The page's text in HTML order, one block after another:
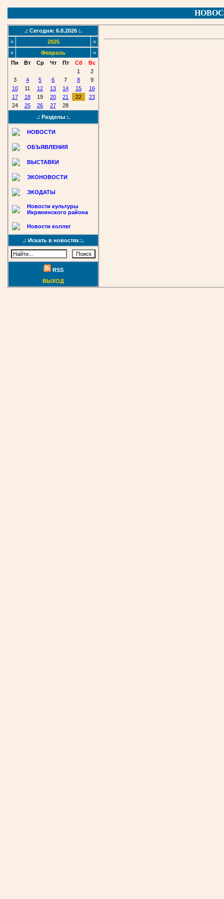
.: Сегодня: 6.8.2026 :.
«
2025
»
«
Февраль
»
Пн
Вт Ср Чт Пт Сб
Вс
1
2
3
4 5 6 7 8
9
10
11 12 13 14 15
16
17
18 19 20 21 22
23
24
25 26 27
28
.: Разделы :.
НОВОСТИ
ОБЪЯВЛЕНИЯ
ВЫСТАВКИ
ЭКОНОВОСТИ
ЭКОДАТЫ
Новости культуры
Икрянинского района
Новости коллег
.: Искать в новостях :.
RSS
ВЫХОД